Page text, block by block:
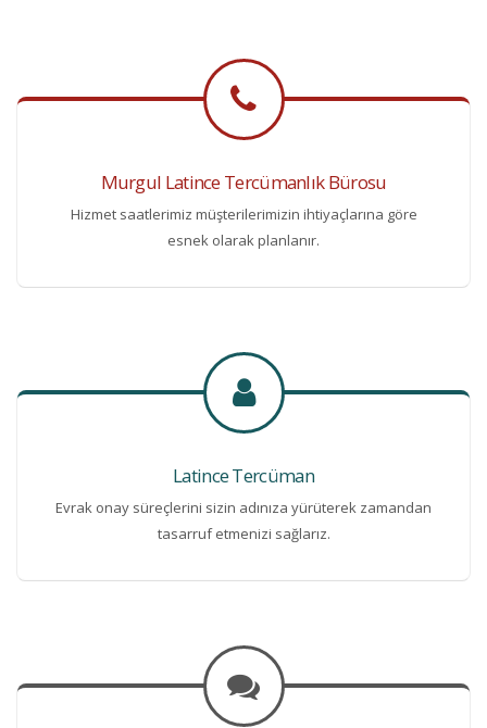
Murgul Latince Tercümanlık Bürosu
Hizmet saatlerimiz müşterilerimizin ihtiyaçlarına göre
esnek olarak planlanır.
Latince Tercüman
Evrak onay süreçlerini sizin adınıza yürüterek zamandan
tasarruf etmenizi sağlarız.